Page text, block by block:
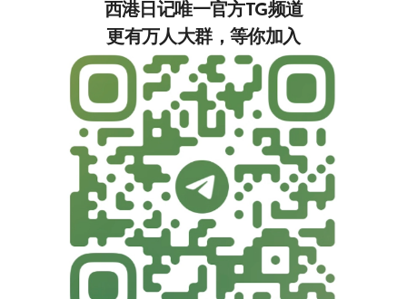
西港日记唯一官方TG频道
更有万人大群，等你加入‍‍‍‍‍‍‍‍‍‍‍‍‍